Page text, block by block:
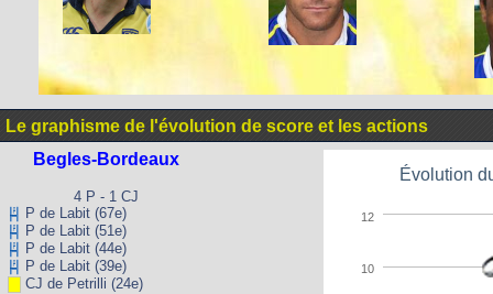
Le graphisme de l'évolution de score et les actions
Begles-Bordeaux
4 P - 1 CJ
P de Labit (67e)
P de Labit (51e)
P de Labit (44e)
P de Labit (39e)
CJ de Petrilli (24e)
Évolution
10
12